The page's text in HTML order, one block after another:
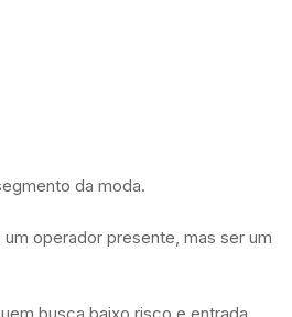
da moda.
operador presente, mas ser um